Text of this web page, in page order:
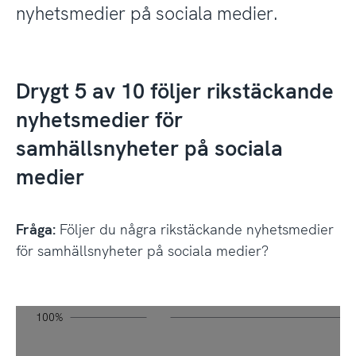
nyhetsmedier på sociala medier.
Drygt 5 av 10 följer rikstäckande
nyhetsmedier för
samhällsnyheter på sociala
medier
Fråga:Följer du några rikstäckande nyhetsmedier
för samhällsnyheter på sociala medier?
100%
Diagram 4.1a, Bas: Internetanvändare 12+ år, År 2024
svenskarnaochinternet.se CC0